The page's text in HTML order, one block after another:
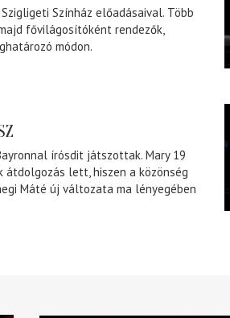
Színház előadásaival. Több
fővilágosítóként rendezők,
módon.
írósdit játszottak. Mary 19
átdolgozás lett, hiszen a közönség
Máté új változata ma lényegében